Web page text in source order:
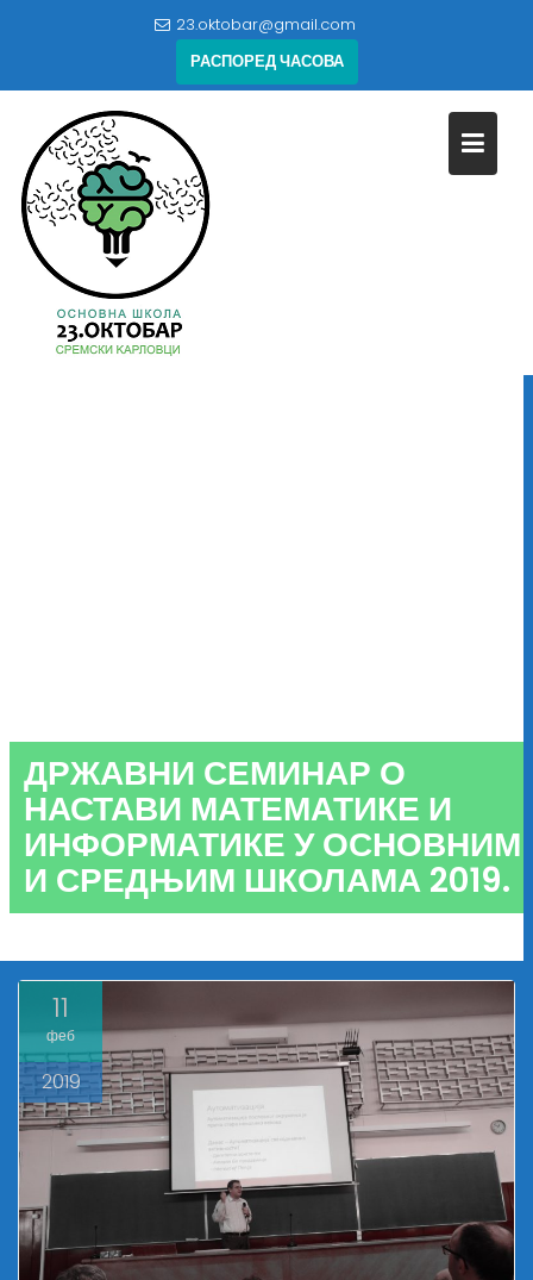
23.oktobar@gmail.com
РАСПОРЕД ЧАСОВА
ДРЖАВНИ СЕМИНАР О
НАСТАВИ МАТЕМАТИКЕ И
ИНФОРМАТИКЕ У ОСНОВНИМ
И СРЕДЊИМ ШКОЛАМА 2019.
11
феб
2019